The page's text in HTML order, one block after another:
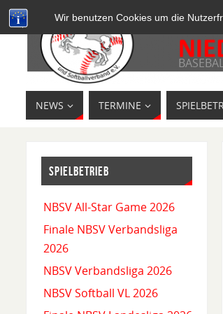
Wir benutzen Cookies um die
NEWS TERMINE
SPIELBETRIEB
NBSV All-Star Game 2026
Finale NBSV Verbandsliga
2026
NBSV Verbandsliga 2026
NBSV Softball VL 2026